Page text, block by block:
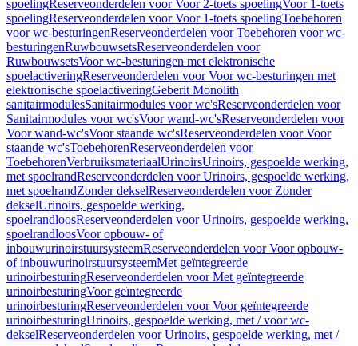
spoelingReserveonderdelen voor Voor 2-toets spoelingVoor 1-toets
spoelingReserveonderdelen voor Voor 1-toets spoelingToebehoren
voor wc-besturingenReserveonderdelen voor Toebehoren voor wc-
besturingenRuwbouwsetsReserveonderdelen voor
RuwbouwsetsVoor wc-besturingen met elektronische
spoelactiveringReserveonderdelen voor Voor wc-besturingen met
elektronische spoelactiveringGeberit Monolith
sanitairmodulesSanitairmodules voor wc'sReserveonderdelen voor
Sanitairmodules voor wc'sVoor wand-wc'sReserveonderdelen voor
Voor wand-wc'sVoor staande wc'sReserveonderdelen voor Voor
staande wc'sToebehorenReserveonderdelen voor
ToebehorenVerbruiksmateriaalUrinoirsUrinoirs, gespoelde werking,
met spoelrandReserveonderdelen voor Urinoirs, gespoelde werking,
met spoelrandZonder dekselReserveonderdelen voor Zonder
dekselUrinoirs, gespoelde werking,
spoelrandloosReserveonderdelen voor Urinoirs, gespoelde werking,
spoelrandloosVoor opbouw- of
inbouwurinoirstuursysteemReserveonderdelen voor Voor opbouw-
of inbouwurinoirstuursysteemMet geïntegreerde
urinoirbesturingReserveonderdelen voor Met geïntegreerde
urinoirbesturingVoor geïntegreerde
urinoirbesturingReserveonderdelen voor Voor geïntegreerde
urinoirbesturingUrinoirs, gespoelde werking, met / voor wc-
dekselReserveonderdelen voor Urinoirs, gespoelde werking, met /